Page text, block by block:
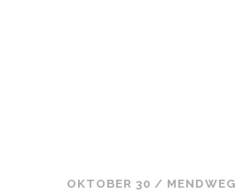
OKTOBER 30 / MENDWEG